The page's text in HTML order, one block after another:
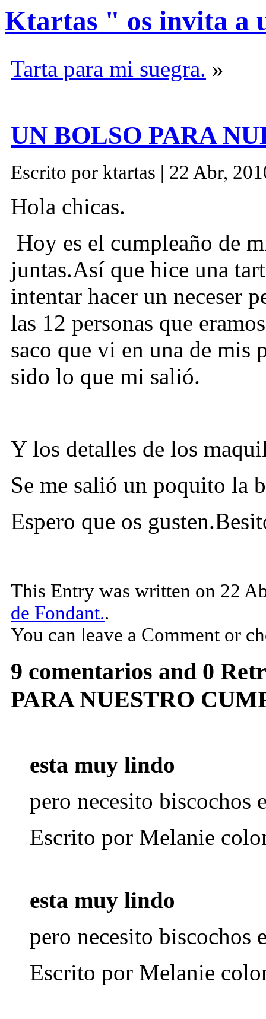
Ktartas " os invita a
Tarta para mi suegra. »
UN BOLSO PARA
Escrito por ktartas | 22 Abr,
Hola chicas.
Hoy es el cumpleaño de
juntas.Así que hice una
intentar hacer un neceser
las 12 personas que
saco que vi en una de mis
sido lo que mi salió.
Y los detalles de los
Se me salió un poquito la
Espero que os
This Entry was written on 22
de Fondant..
You can leave a Comment or
9 comentarios and 0
PARA NUESTRO
esta muy lindo
pero necesito biscochos
Escrito por Melanie
esta muy lindo
pero necesito biscochos
Escrito por Melanie